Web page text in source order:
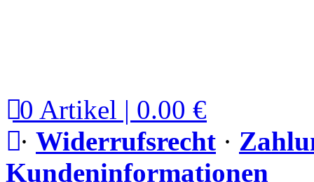
0 Artikel | 0.00 €
· Widerrufsrecht ·
Kundeninformationen